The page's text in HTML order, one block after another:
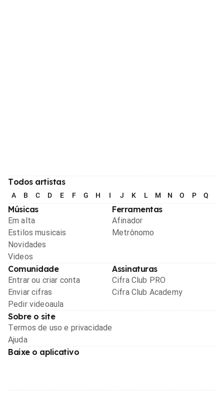
Todos artistas
A B C D E F G H I J K L M N O P Q
Músicas
Em alta
Estilos musicais
Novidades
Videos
Ferramentas
Afinador
Metrônomo
Comunidade
Entrar ou criar conta
Enviar cifras
Pedir videoaula
Assinaturas
Cifra Club PRO
Cifra Club Academy
Sobre o site
Termos de uso e privacidade
Ajuda
Baixe o aplicativo